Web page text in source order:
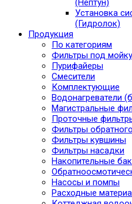
(Нептун)
Установка
(Гидролок)
Продукция
По категориям
Фильтры под мойку
Пурифайеры
Смесители
Комплектующие
Водонагреватели
Магистральные
Проточные
Фильтры
Фильтры кувшины
Фильтры насадки
Накопительные
Насосы и помпы
Расходные